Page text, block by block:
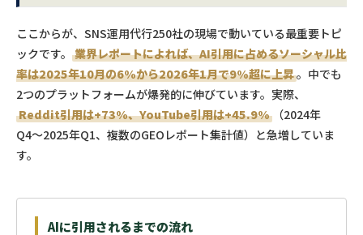
ここからが、SNS運用代行250社の現場で動いている最重要トピ
ックです。 業界レポートによれば、AI引用に占めるソーシャル比
率は2025年10月の6%から2026年1月で9%超に上昇。中でも
2つのプラットフォームが爆発的に伸びています。実際、
Reddit引用は+73%、YouTube引用は+45.9% （2024年
Q4〜2025年Q1、複数のGEOレポート集計値）と急増していま
す。
AIに引用されるまでの流れ